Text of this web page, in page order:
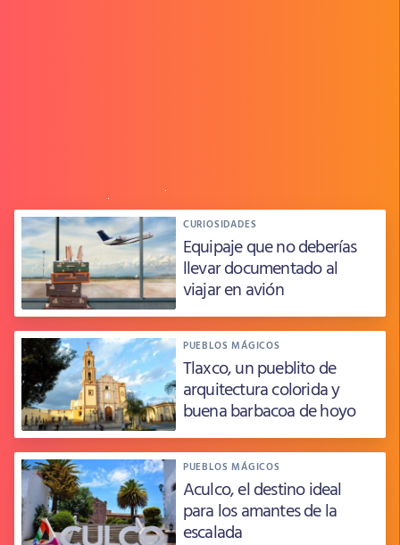
CURIOSIDADES
Equipaje que no deberías
llevar documentado al
viajar en avión
PUEBLOS MÁGICOS
Tlaxco, un pueblito de
arquitectura colorida y
buena barbacoa de hoyo
PUEBLOS MÁGICOS
Aculco, el destino ideal
para los amantes de la
escalada